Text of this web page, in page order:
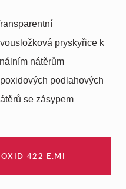
pryskyřice k
nátěrům
podlahových
se zásypem
422 E.MI